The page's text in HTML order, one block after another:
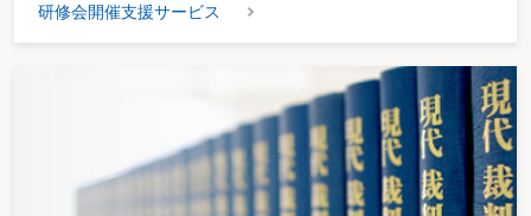
研修会開催支援サービス